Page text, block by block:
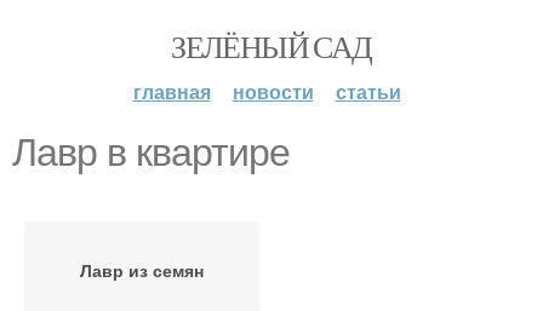
ЗЕЛЁНЫЙ САД
главная новости статьи
Лавр в квартире
Лавр из семян